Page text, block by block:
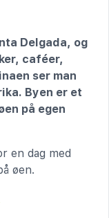
Delgada, og
caféer,
ser man
Byen er et
på egen
en dag med
øen.